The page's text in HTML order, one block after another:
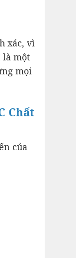
xác, vì
là một
mọi
Chất
của